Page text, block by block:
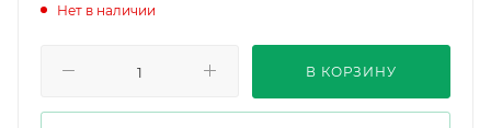
Нет в наличии
В КОРЗИНУ